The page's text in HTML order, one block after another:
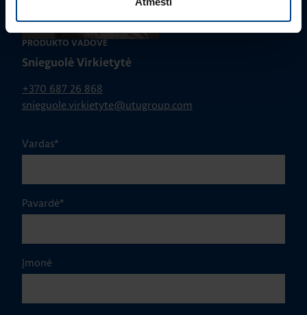
PRODUKTO VADOVĖ
Snieguolė Virkietytė
+370 687 26 868
snieguole.virkietyte@utugroup.com
Vardas*
Pavardė*
Įmonė